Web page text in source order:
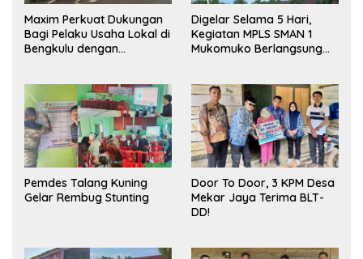
Maxim Perkuat Dukungan
Bagi Pelaku Usaha Lokal di
Bengkulu dengan
Pasar
Digelar Selama 5 Hari,
Kegiatan MPLS SMAN 1
Mukomuko Berlangsung
Pemdes Talang Kuning
Gelar Rembug Stunting
Door To Door, 3 KPM Desa
Mekar Jaya Terima BLT-
DD!